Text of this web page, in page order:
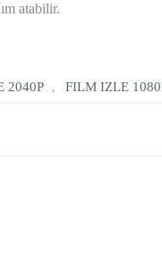
atabilir.
2040P FILM IZLE